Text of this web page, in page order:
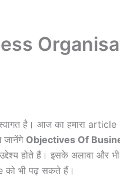
है। आज का हमारा article
जानेंगे Objectives Of
होते हैं। इसके अलावा और
को भी पढ़ सकते हैं।